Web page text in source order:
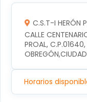
C.S.T-I HERÓN
CALLE
PROAL,
Horarios